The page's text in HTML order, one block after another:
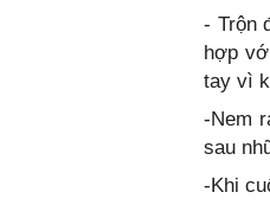
- Trộn
hợp
tay vì
-Nem
sau
-Khi